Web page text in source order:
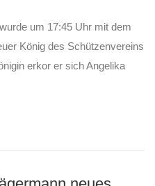
um 17:45 Uhr mit dem
König des Schützenvereins
erkor er sich Angelika